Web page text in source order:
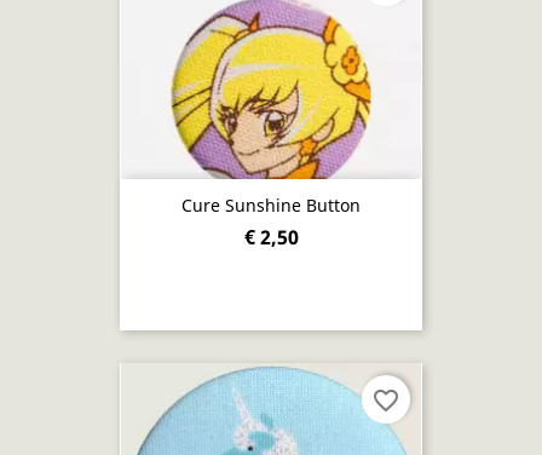
Cure Sunshine Button
€ 2,50
favorite_border